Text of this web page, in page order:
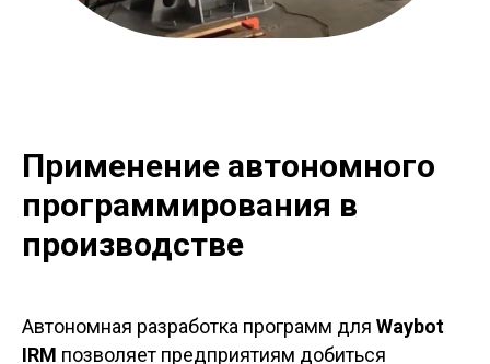
Применение автономного
программирования в
производстве
Автономная разработка программ для Waybot
IRM позволяет предприятиям добиться